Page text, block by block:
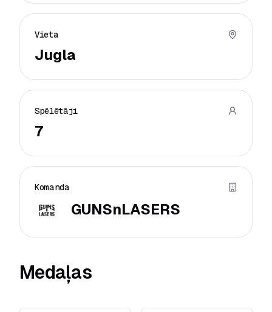
Vieta
Jugla
Spēlētāji
7
Komanda
GUNSnLASERS
Medaļas